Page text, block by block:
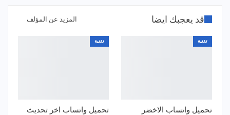
قد يعجبك ايضا المزيد عن المؤلف
تقنية
تحميل واتساب الاخضر
تقنية
تحميل واتساب اخر تحديث